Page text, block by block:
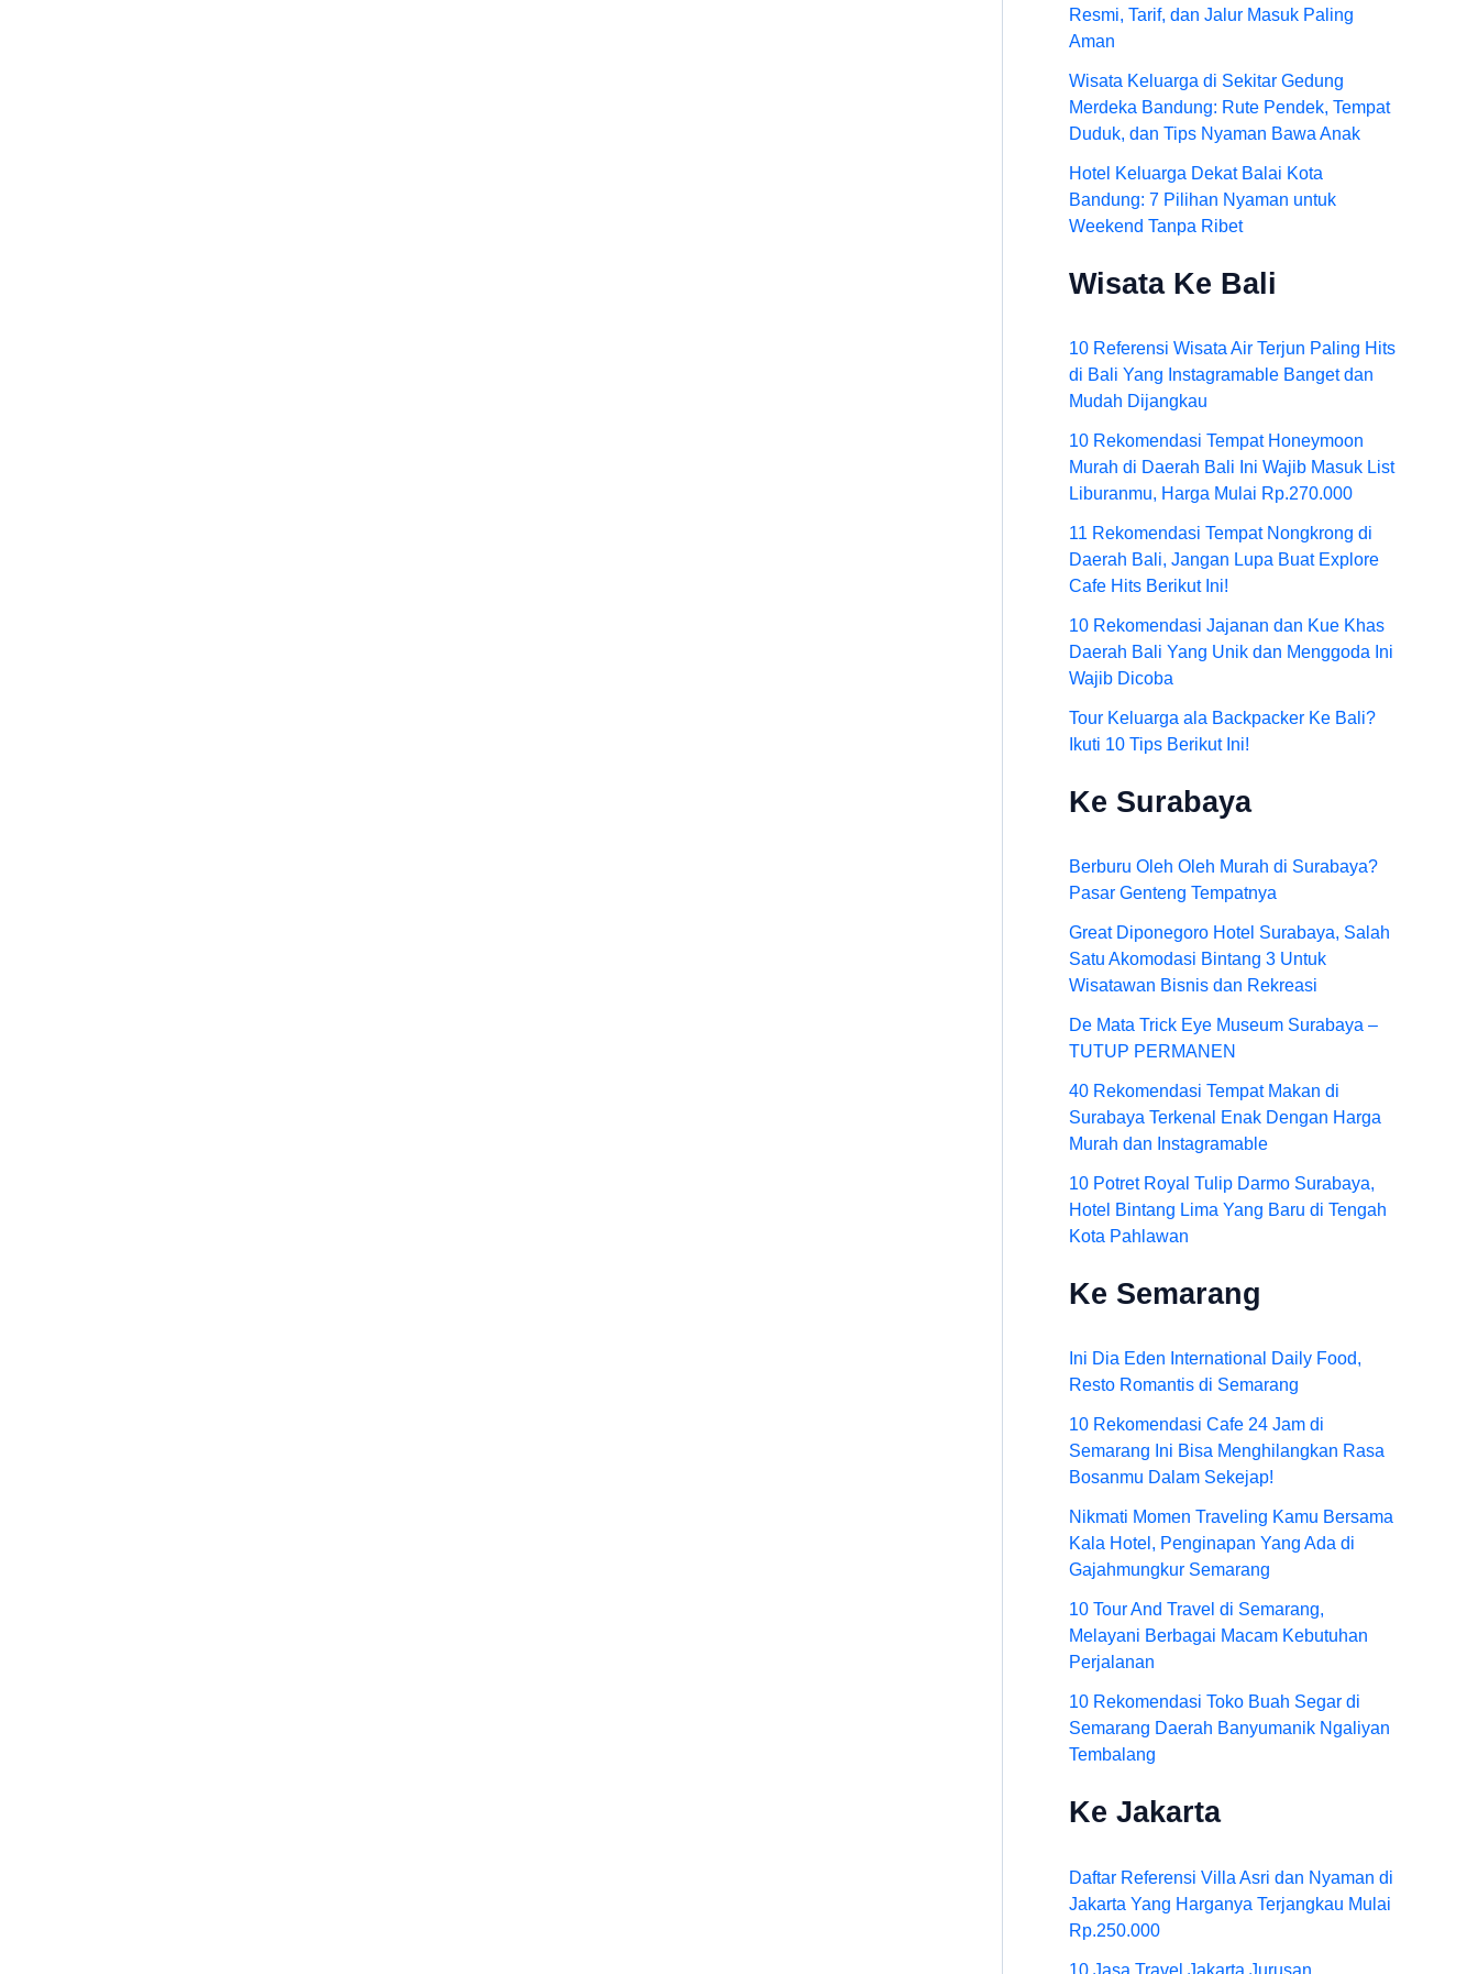
Resmi, Tarif, dan Jalur Masuk Paling
Aman
Wisata Keluarga di Sekitar Gedung
Merdeka Bandung: Rute Pendek, Tempat
Duduk, dan Tips Nyaman Bawa Anak
Hotel Keluarga Dekat Balai Kota
Bandung: 7 Pilihan Nyaman untuk
Weekend Tanpa Ribet
Wisata Ke Bali
10 Referensi Wisata Air Terjun Paling Hits
di Bali Yang Instagramable Banget dan
Mudah Dijangkau
10 Rekomendasi Tempat Honeymoon
Murah di Daerah Bali Ini Wajib Masuk List
Liburanmu, Harga Mulai Rp.270.000
11 Rekomendasi Tempat Nongkrong di
Daerah Bali, Jangan Lupa Buat Explore
Cafe Hits Berikut Ini!
10 Rekomendasi Jajanan dan Kue Khas
Daerah Bali Yang Unik dan Menggoda Ini
Wajib Dicoba
Tour Keluarga ala Backpacker Ke Bali?
Ikuti 10 Tips Berikut Ini!
Ke Surabaya
Berburu Oleh Oleh Murah di Surabaya?
Pasar Genteng Tempatnya
Great Diponegoro Hotel Surabaya, Salah
Satu Akomodasi Bintang 3 Untuk
Wisatawan Bisnis dan Rekreasi
De Mata Trick Eye Museum Surabaya –
TUTUP PERMANEN
40 Rekomendasi Tempat Makan di
Surabaya Terkenal Enak Dengan Harga
Murah dan Instagramable
10 Potret Royal Tulip Darmo Surabaya,
Hotel Bintang Lima Yang Baru di Tengah
Kota Pahlawan
Ke Semarang
Ini Dia Eden International Daily Food,
Resto Romantis di Semarang
10 Rekomendasi Cafe 24 Jam di
Semarang Ini Bisa Menghilangkan Rasa
Bosanmu Dalam Sekejap!
Nikmati Momen Traveling Kamu Bersama
Kala Hotel, Penginapan Yang Ada di
Gajahmungkur Semarang
10 Tour And Travel di Semarang,
Melayani Berbagai Macam Kebutuhan
Perjalanan
10 Rekomendasi Toko Buah Segar di
Semarang Daerah Banyumanik Ngaliyan
Tembalang
Ke Jakarta
Daftar Referensi Villa Asri dan Nyaman di
Jakarta Yang Harganya Terjangkau Mulai
Rp.250.000
10 Jasa Travel Jakarta Jurusan